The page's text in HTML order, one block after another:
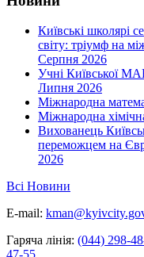
Київські школярі
світу: тріумф на
Серпня 2026
Учні Київської
Липня 2026
Міжнародна
Міжнародна
Вихованець
переможцем на
2026
Всі Новини
E-mail:
Гаряча лінія: (044) 298-